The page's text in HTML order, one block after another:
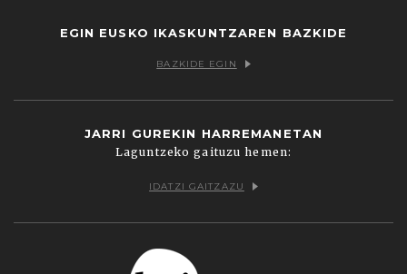
EGIN EUSKO IKASKUNTZAREN BAZKIDE
BAZKIDE EGIN
JARRI GUREKIN HARREMANETAN
Laguntzeko gaituzu hemen:
IDATZI GAITZAZU